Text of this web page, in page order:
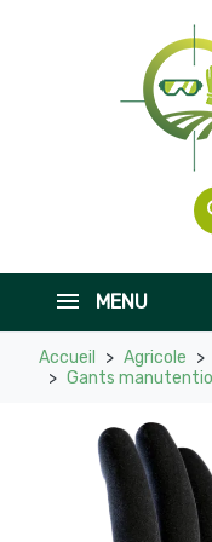
MENU
Accueil Agricole
Gants